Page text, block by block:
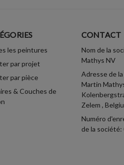
les peintures
par projet
par pièce
& Couches de
CONTACT
Nom de la
Mathys NV
Adresse de
Martin
Zelem ,
Numéro
de la